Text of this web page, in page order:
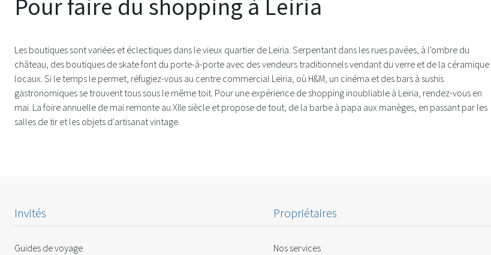
Pour faire du shopping à Leiria
Les boutiques sont variées et éclectiques dans le vieux quartier de Leiria. Serpentant dans les rues pavées, à l'ombre du
château, des boutiques de skate font du porte-à-porte avec des vendeurs traditionnels vendant du verre et de la céramique
locaux. Si le temps le permet, réfugiez-vous au centre commercial Leiria, où H&M, un cinéma et des bars à sushis
gastronomiques se trouvent tous sous le même toit. Pour une expérience de shopping inoubliable à Leiria, rendez-vous en
mai. La foire annuelle de mai remonte au XIIe siècle et propose de tout, de la barbe à papa aux manèges, en passant par les
salles de tir et les objets d'artisanat vintage.
Invités
Guides de voyage
Propriétaires
Nos services